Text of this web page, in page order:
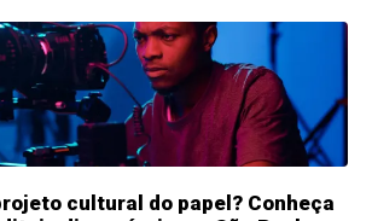
cultural do papel? Conheça